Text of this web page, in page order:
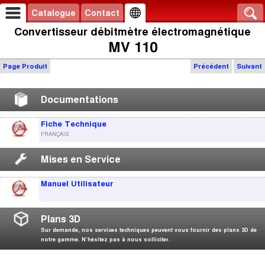
Catalogue Contact
Convertisseur débitmètre électromagnétique
MV 110
Précédent Suivant
Page Produit
Documentations
Fiche Technique
FRANÇAIS
Mises en Service
Manuel Utilisateur
Plans 3D
Sur demande, nos services techniques peuvent vous fournir des plans 3D de
notre gamme. N’hésitez pas à nous solliciter.